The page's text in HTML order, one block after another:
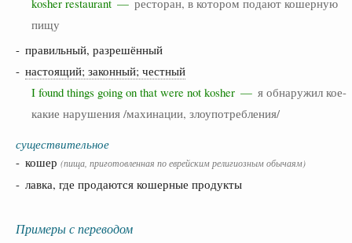
пищу
- правильный, разрешённый
- настоящий; законный; честный
I found things going on that were not kosher — я обнаружил кое-
какие нарушения /махинации, злоупотребления/
существительное
- кошер (пища, приготовленная по еврейским религиозным обычаям)
- лавка, где продаются кошерные продукты
Примеры с переводом